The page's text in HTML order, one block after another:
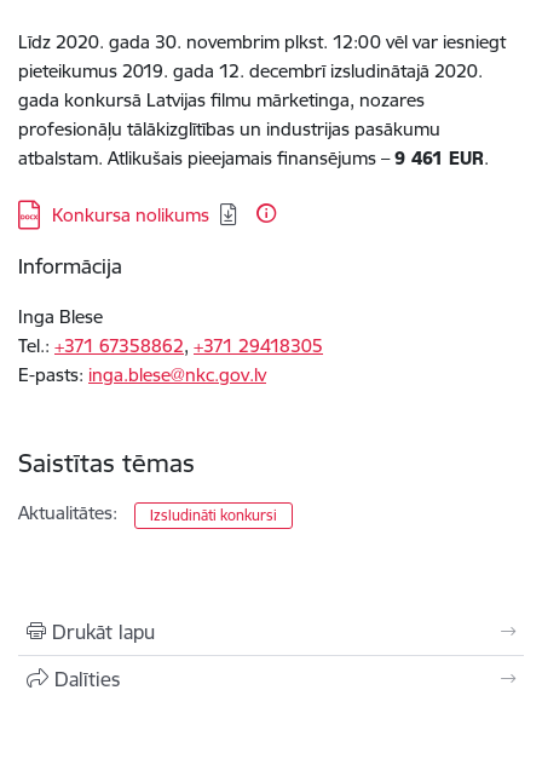
Līdz 2020. gada 30. novembrim plkst. 12:00 vēl var iesniegt
pieteikumus 2019. gada 12. decembrī izsludinātajā 2020.
gada konkursā Latvijas filmu mārketinga, nozares
profesionāļu tālākizglītības un industrijas pasākumu
atbalstam. Atlikušais pieejamais finansējums –9 461 EUR.
Lejupielādēt:
Konkursa nolikums
Informācija
Inga Blese
Tel.: +371 67358862, +371 29418305
E-pasts: inga.blese@nkc.gov.lv
Saistītas tēmas
Aktualitātes: Izsludināti konkursi
Drukāt lapu
Dalīties